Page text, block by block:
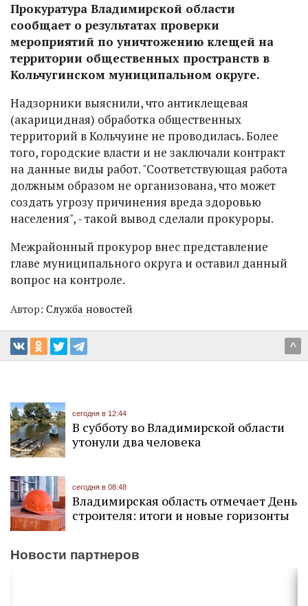
Прокуратура Владимирской области
сообщает о результатах проверки
мероприятий по уничтожению клещей на
территории общественных пространств в
Кольчугинском муниципальном округе.
Надзорники выяснили, что антиклещевая
(акарицидная) обработка общественных
территорий в Кольчуине не проводилась. Более
того, городские власти и не заключали контракт
на данные виды работ. "Соответствующая работа
должным образом не организована, что может
создать угрозу причинения вреда здоровью
населения", - такой вывод сделали прокуроры.
Межрайонный прокурор внес представление
главе муниципального округа и оставил данный
вопрос на контроле.
Автор: Служба новостей
^
сегодня в 12:44
В субботу во Владимирской области
утонули два человека
сегодня в 08:48
Владимирская область отмечает День
строителя: итоги и новые горизонты
Новости партнеров